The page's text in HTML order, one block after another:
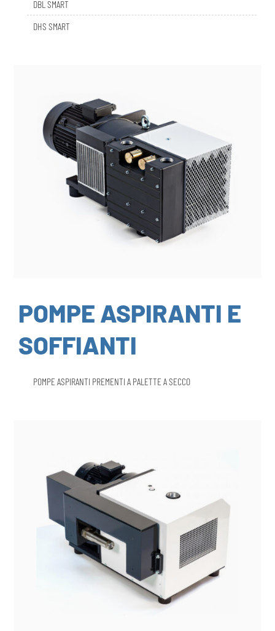
DHS SMART
POMPE ASPIRANTI E
SOFFIANTI